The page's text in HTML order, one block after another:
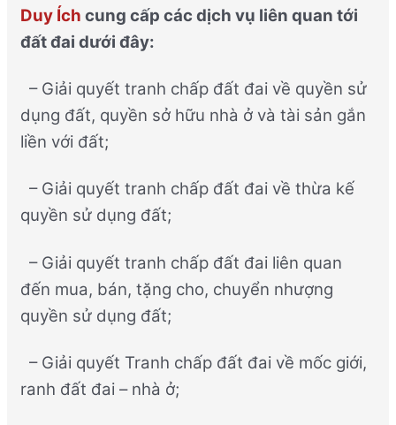
Duy Ích cung cấp các dịch vụ liên quan tới
đất đai dưới đây:
– Giải quyết tranh chấp đất đai về quyền sử
dụng đất, quyền sở hữu nhà ở và tài sản gắn
liền với đất;
– Giải quyết tranh chấp đất đai về thừa kế
quyền sử dụng đất;
– Giải quyết tranh chấp đất đai liên quan
đến mua, bán, tặng cho, chuyển nhượng
quyền sử dụng đất;
– Giải quyết Tranh chấp đất đai về mốc giới,
ranh đất đai – nhà ở;